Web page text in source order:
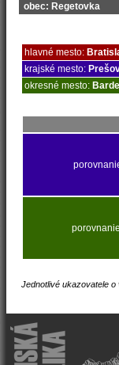
obec: Regetovka
hlavné mesto:
krajské mesto:
okresné mesto:
Jednotlivé ukazovatele